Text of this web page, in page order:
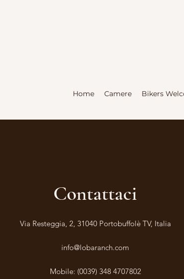
Home Camere Bikers
Contattaci
Via Resteggia, 2, 31040 Portobuffolè TV, Italia
info@lobaranch.com
Mobile: (0039) 348 4707802